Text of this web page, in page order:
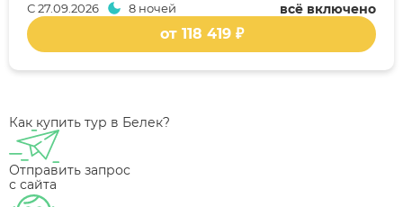
всё включено
С27.09.2026 8 ночей
от 118 419 ₽
Как купить тур в Белек?
Отправить запрос
с сайта